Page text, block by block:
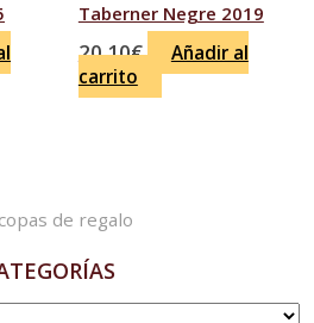
Taberner Negre 2019
20.10€
Añadir al
carrito